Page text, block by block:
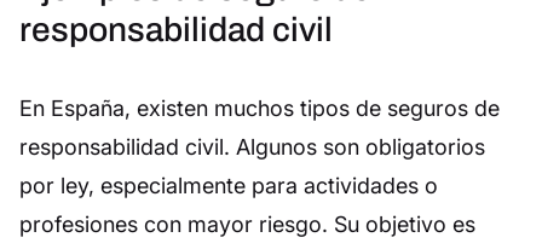
responsabilidad civil
En España, existen muchos tipos de seguros de
responsabilidad civil. Algunos son obligatorios
por ley, especialmente para actividades o
profesiones con mayor riesgo. Su objetivo es